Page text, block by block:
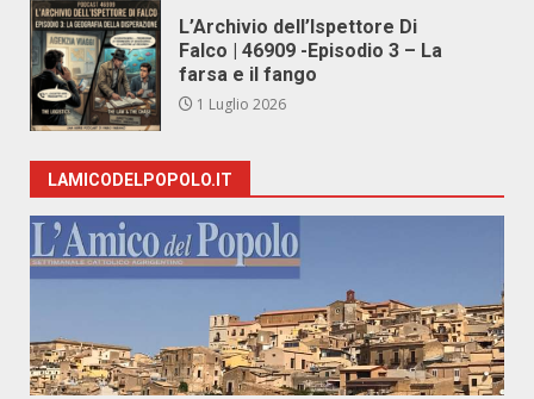
L’Archivio dell’Ispettore Di
Falco | 46909 -Episodio 3 – La
farsa e il fango
1 Luglio 2026
LAMICODELPOPOLO.IT